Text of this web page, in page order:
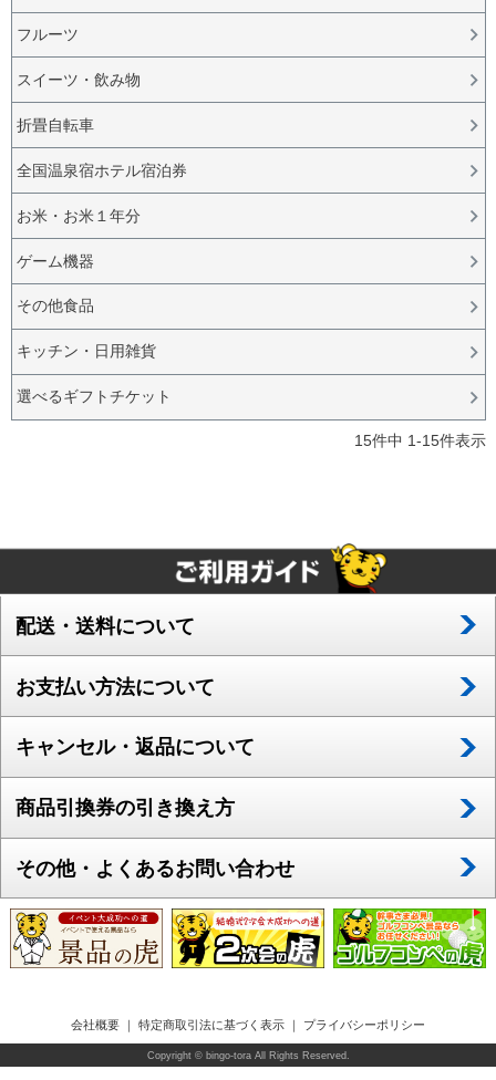
フルーツ
スイーツ・飲み物
折畳自転車
全国温泉宿ホテル宿泊券
お米・お米１年分
ゲーム機器
その他食品
キッチン・日用雑貨
選べるギフトチケット
15件中 1-15件表示
配送・送料について
お支払い方法について
キャンセル・返品について
商品引換券の引き換え方
その他・よくあるお問い合わせ
会社概要 ｜ 特定商取引法に基づく表示 ｜ プライバシーポリシー
Copyright © bingo-tora All Rights Reserved.